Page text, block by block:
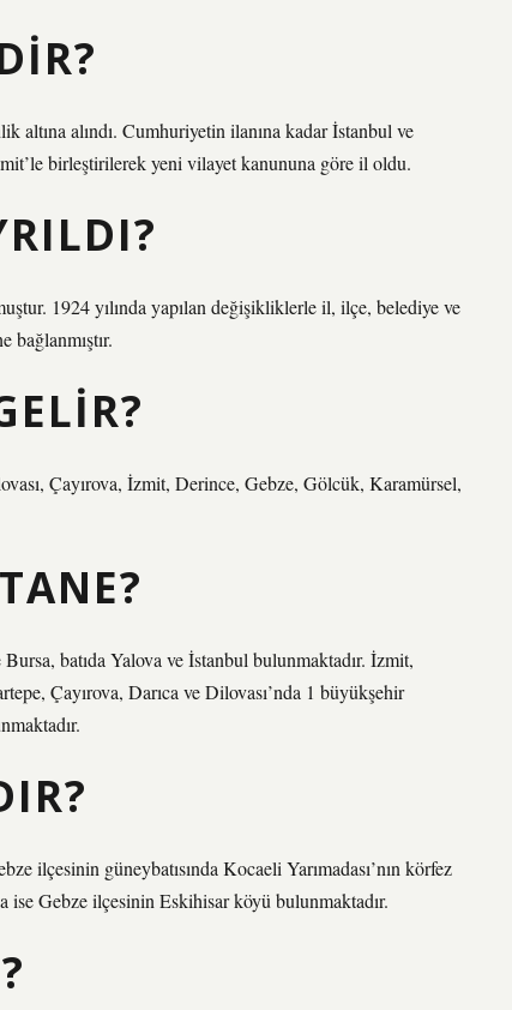
altına alındı. Cumhuriyetin ilanına kadar İstanbul ve
birleştirilerek yeni vilayet kanununa göre il oldu.
1924 yılında yapılan değişikliklerle il, ilçe, belediye ve
Çayırova, İzmit, Derince, Gebze, Gölcük, Karamürsel,
batıda Yalova ve İstanbul bulunmaktadır. İzmit,
Çayırova, Darıca ve Dilovası’nda 1 büyükşehir
ilçesinin güneybatısında Kocaeli Yarımadası’nın körfez
ise Gebze ilçesinin Eskihisar köyü bulunmaktadır.